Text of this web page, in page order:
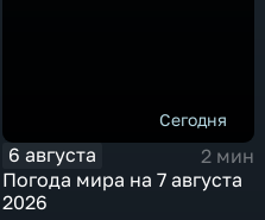
Сегодня
6 августа
2 мин
Погода мира на 7 августа
2026